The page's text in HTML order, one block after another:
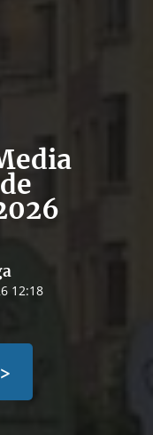
12:18